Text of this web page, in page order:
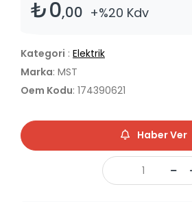
₺0,00 +%20 Kdv
Kategori : Elektrik
Marka: MST
Oem Kodu: 174390621
Haber Ver